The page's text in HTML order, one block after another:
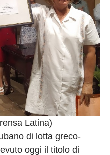
Latina)
di lotta greco-
oggi il titolo di